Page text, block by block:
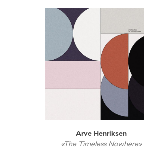
Arve Henriksen
«The Timeless Nowhere»